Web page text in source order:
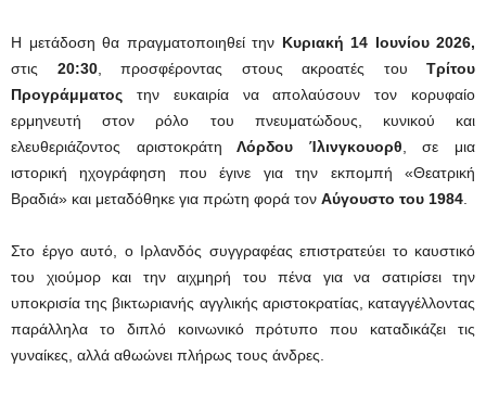
Η μετάδοση θα πραγματοποιηθεί την Κυριακή 14 Ιουνίου 2026,
στις 20:30, προσφέροντας στους ακροατές του Τρίτου
Προγράμματος την ευκαιρία να απολαύσουν τον κορυφαίο
ερμηνευτή στον ρόλο του πνευματώδους, κυνικού και
ελευθεριάζοντος αριστοκράτη Λόρδου Ίλινγκουορθ , σε μια
ιστορική ηχογράφηση που έγινε για την εκπομπή «Θεατρική
Βραδιά» και μεταδόθηκε για πρώτη φορά τον Αύγουστο του 1984
Στο έργο αυτό, ο Ιρλανδός συγγραφέας επιστρατεύει το καυστικό
του χιούμορ και την αιχμηρή του πένα για να σατιρίσει την
υποκρισία της βικτωριανής αγγλικής αριστοκρατίας, καταγγέλλοντας
παράλληλα το διπλό κοινωνικό πρότυπο που καταδικάζει τις
γυναίκες, αλλά αθωώνει πλήρως τους άνδρες.